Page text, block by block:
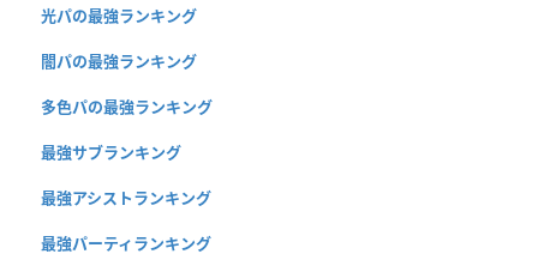
光パの最強ランキング
闇パの最強ランキング
多色パの最強ランキング
最強サブランキング
最強アシストランキング
最強パーティランキング